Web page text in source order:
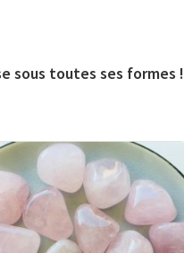
sous toutes ses formes !